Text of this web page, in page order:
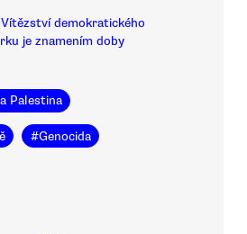
Vítězství demokratického
je znamením doby
Palestina
#Genocida